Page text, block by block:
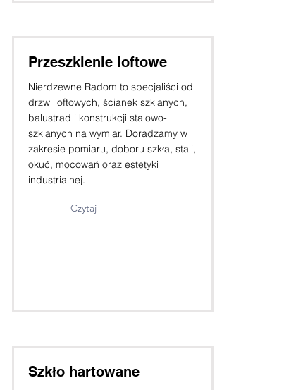
Przeszklenie loftowe
Nierdzewne Radom to specjaliści od
drzwi loftowych, ścianek szklanych,
balustrad i konstrukcji stalowo-
szklanych na wymiar. Doradzamy w
zakresie pomiaru, doboru szkła, stali,
okuć, mocowań oraz estetyki
industrialnej.
Czytaj
Szkło hartowane